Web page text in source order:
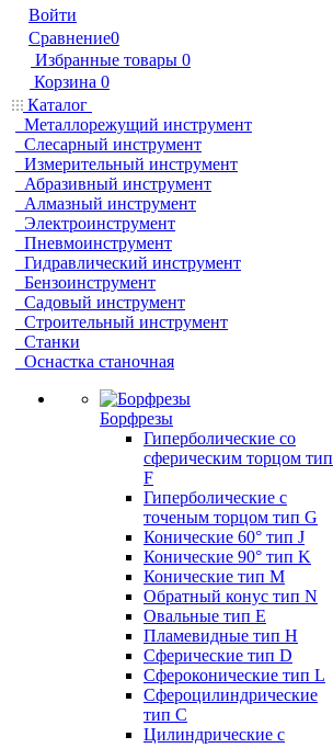
Войти
Сравнение0
Избранные товары 0
Корзина 0
Каталог
Металлорежущий инструмент
Слесарный инструмент
Измерительный инструмент
Абразивный инструмент
Алмазный инструмент
Электроинструмент
Пневмоинструмент
Гидравлический инструмент
Бензоинструмент
Садовый инструмент
Строительный инструмент
Станки
Оснастка станочная
Борфрезы
Гиперболические cо
сферическим торцом тип
F
Гиперболические с
точеным торцом тип G
Конические 60° тип J
Конические 90° тип K
Конические тип M
Обратный конус тип N
Овальные тип E
Пламевидные тип H
Сферические тип D
Сфероконические тип L
Сфероцилиндрические
тип C
Цилиндрические с